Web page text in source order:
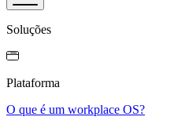
Soluções
Plataforma
O que é um workplace OS?